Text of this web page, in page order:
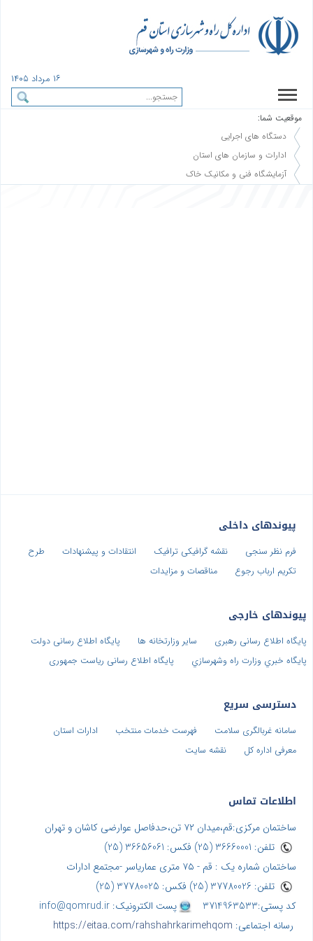
١٦ مرداد ١٤٠٥
موقعیت شما:
دستگاه های اجرایی
ادارات و سازمان های استان
آزمایشگاه فنی و مکانیک خاک
پیوندهای داخلی
فرم نظر سنجی نقشه گرافیکی ترافیک انتقادات و پیشنهادات
طرح
تکریم ارباب رجوع
مناقصات و مزایدات
پیوندهای خارجی
پایگاه اطلاع رسانی رهبری سایر وزارتخانه ها
پایگاه اطلاع رسانی دولت
پايگاه خبري وزارت راه وشهرسازي
پایگاه اطلاع رسانی ریاست جمهوری
دسترسی سریع
سامانه غربالگری سلامت فهرست خدمات منتخب
ادارات استان
معرفی اداره کل
نقشه سایت
اطلاعات تماس
ساختمان مرکزی:قم،میدان ۷۲ تن،حدفاصل عوارضی کاشان و تهران
تلفن: 36660001 (25) فکس: 36656061 (25)
ساختمان شماره یک : قم - ۷۵ متری عماریاسر -مجتمع ادارات
تلفن: 37780026 (25) فکس: 37780025 (25)
کد پستی:3714963533
پست الکترونیک: info@qomrud.ir
رسانه اجتماعی: https://eitaa.com/rahshahrkarimehqom